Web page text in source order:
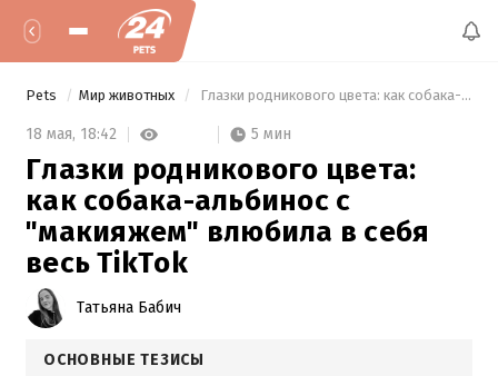
Pets Мир животных Глазки родникового цвета: как собака-альбинос с "макияжем" влюбила в себя весь TikTok
18 мая, 18:42 5 мин
Глазки родникового цвета:
как собака-альбинос с
"макияжем" влюбила в себя
весь TikTok
Татьяна Бабич
ОСНОВНЫЕ ТЕЗИСЫ